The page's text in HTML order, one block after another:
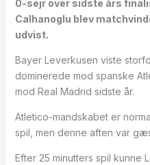
0-sejr over sidste års
Calhanoglu blev
udvist.
Bayer Leverkusen viste
dominerede mod spanske
mod Real Madrid sidste år.
Atletico-mandskabet er
spil, men denne aften var
Efter 25 minutters spil kunne